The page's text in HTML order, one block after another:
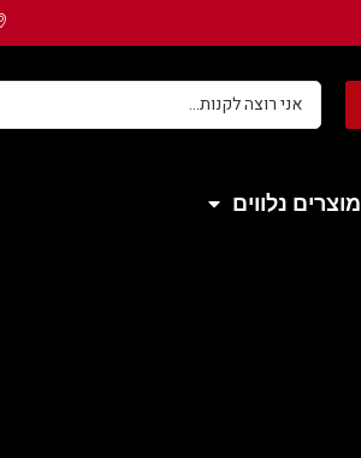
מוצרים נלווים